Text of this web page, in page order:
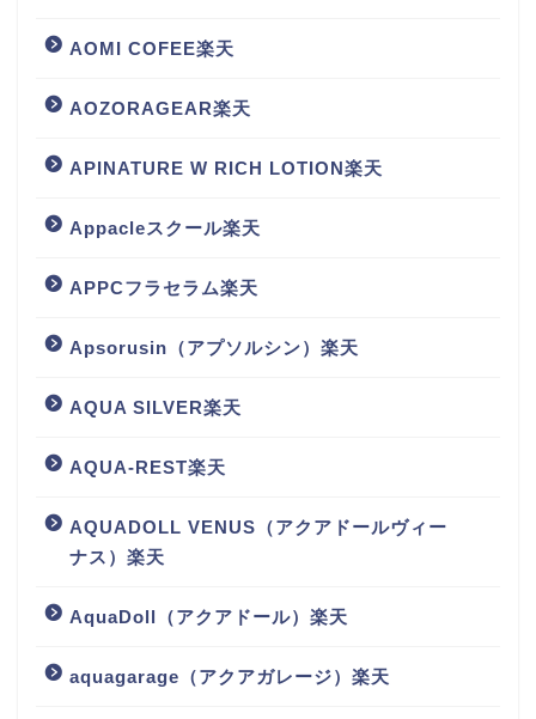
AOMI COFEE楽天
AOZORAGEAR楽天
APINATURE W RICH LOTION楽天
Appacleスクール楽天
APPCフラセラム楽天
Apsorusin（アプソルシン）楽天
AQUA SILVER楽天
AQUA-REST楽天
AQUADOLL VENUS（アクアドールヴィー
ナス）楽天
AquaDoll（アクアドール）楽天
aquagarage（アクアガレージ）楽天